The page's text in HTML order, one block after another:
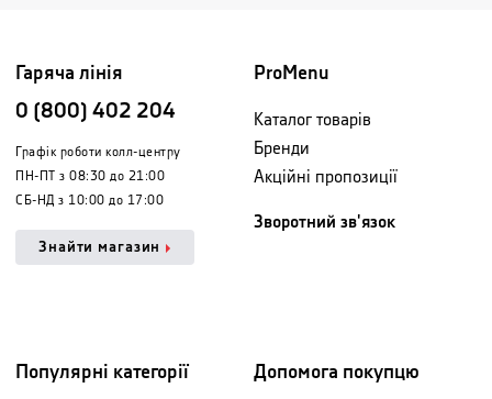
Гаряча лінія
0 (800) 402 204
Графік роботи колл-центру
ПН-ПТ з 08:30 до 21:00
СБ-НД з 10:00 до 17:00
Знайти магазин
ProMenu
Каталог товарів
Бренди
Акційні пропозиції
Зворотний зв'язок
Популярні категорії Допомога покупцю